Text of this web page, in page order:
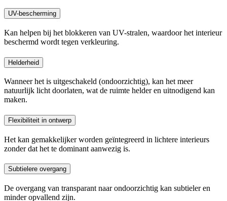
UV-bescherming
Kan helpen bij het blokkeren van UV-stralen, waardoor het interieur
beschermd wordt tegen verkleuring.
Helderheid
Wanneer het is uitgeschakeld (ondoorzichtig), kan het meer
natuurlijk licht doorlaten, wat de ruimte helder en uitnodigend kan
maken.
Flexibiliteit in ontwerp
Het kan gemakkelijker worden geïntegreerd in lichtere interieurs
zonder dat het te dominant aanwezig is.
Subtielere overgang
De overgang van transparant naar ondoorzichtig kan subtieler en
minder opvallend zijn.